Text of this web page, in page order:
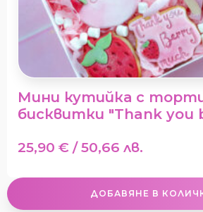
Мини кутийка с
бисквитки "Thank you
25,90 € / 50,66 лв.
ДОБАВЯНЕ В